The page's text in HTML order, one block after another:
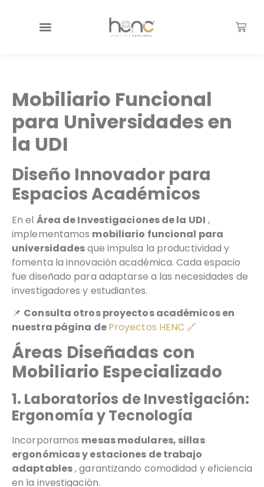
Mobiliario Funcional
para Universidades en
la UDI
Diseño Innovador para
Espacios Académicos
En el Área de Investigaciones de la UDI ,
implementamos mobiliario funcional para
universidadesque impulsa la productividad y
fomenta la innovación académica. Cada espacio
fue diseñado para adaptarse a las necesidades de
investigadores y estudiantes.
📌 Consulta otros proyectos académicos en
nuestra página deProyectos HENC 🔗
Áreas Diseñadas con
Mobiliario Especializado
1. Laboratorios de Investigación:
Ergonomía y Tecnología
Incorporamos mesas modulares, sillas
ergonómicas y estaciones de trabajo
adaptables, garantizando comodidad y eficiencia
en la investigación.